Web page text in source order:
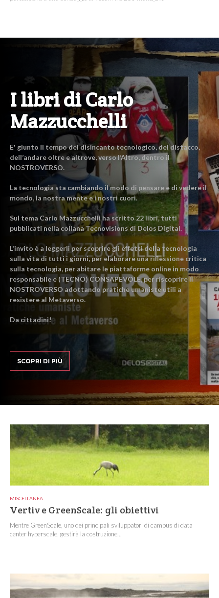
I libri di Carlo
Mazzucchelli
E' giunto il tempo del disincanto tecnologico, del distacco,
dell’andare oltre e altrove, verso l’Altro, dentro il
NOSTROVERSO.
La tecnologia sta cambiando il modo di pensare e di vedere il
mondo, la nostra mente e i nostri cuori.
Sul tema Carlo Mazzucchelli ha scritto 22 libri, tutti
pubblicati nella collana Tecnovisions di Delos Digital.
L'invito è a leggerli per scoprire gli effetti della tecnologia
sulla vita di tutti i giorni, per elaborare una riflessione critica
sulla tecnologia, per abitare le piattaforme online in modo
responsabile e (TECNO) CONSAPEVOLE, per riscoprire il
NOSTROVERSO adottando pratiche umaniste utili a
resistere al Metaverso.
Da cittadini!
SCOPRI DI PIÙ
MISCELLANEA
Vertiv e GreenScale: gli obiettivi
Mentre GreenScale, uno dei principali sviluppatori di campus di data
center hyperscale, gestirà la costruzione...